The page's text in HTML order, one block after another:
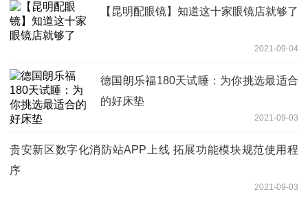
【昆明配眼镜】知道这十家眼镜店就够了
2021-09-04
德国朗乐福180天试睡：为你挑选最适合
的好床垫
2021-09-03
贵安新区数字化消防站APP上线 拓展功能模块规范使用程
序
2021-09-03